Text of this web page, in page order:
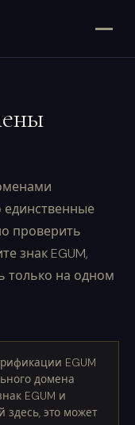
единственные
проверить
знак EGUM,
только на одном
EGUM
домена
EGUM и
здесь, это может